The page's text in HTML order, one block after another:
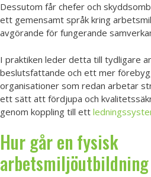
Dessutom får chefer och
ett gemensamt språk kring
avgörande för fungerande
I praktiken leder detta till tydligare
beslutsfattande och ett mer
organisationer som redan arbetar
ett sätt att fördjupa och
genom koppling till ett
Hur går en fysisk